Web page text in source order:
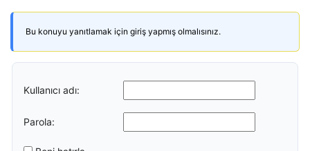
Bu konuyu yanıtlamak için giriş yapmış olmalısınız.
Kullanıcı adı:
Parola: